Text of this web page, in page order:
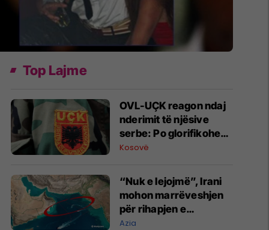
Top Lajme
OVL-UÇK reagon ndaj
nderimit të njësive
serbe: Po glorifikohen
mohuesit e krimeve të
Kosovë
“Nuk e lejojmë”, Irani
mohon marrëveshjen
për rihapjen e
Ngushticës së
Azia